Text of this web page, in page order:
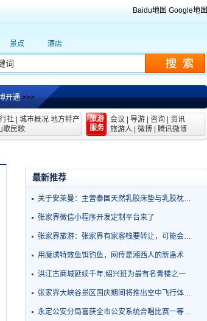
Baidu地图 Google地图
景点 酒店
开通>>>
社 城市概况 地方特产
歌民歌
旅游
服务
会议 导游 咨询
资讯
旅游人
微博 腾讯微博
最新推荐
关于安莱曼：主营泰国天然乳胶床垫与乳胶枕…
张家界微信小程序开发定制平台来了
张家界旅游：张家界有家客栈要转让，可能会…
用魔诱特效鱼饵钓鱼，网传是湘西人的新蛊术
洪江古商城延续千年.绍兴班为最有名青楼之一
张家界大峡谷景区国庆期间将推出空中飞行体…
永定公安分局喜获全市公安系统合唱比赛一等…